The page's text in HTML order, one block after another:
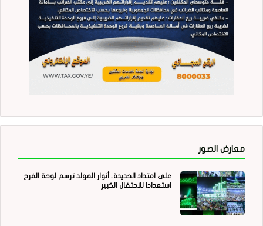
معارض الصور
على امتداد الحديدة.. أنوار المولد ترسم لوحة الفرح
استعدادا للاحتفال الكبير